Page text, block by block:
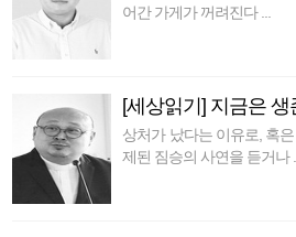
어간 가게가 꺼려진다 ...
[세상읽기] 지금은 생
상처가 났다는 이유로, 혹
제된 짐승의 사연을 듣거나 ...